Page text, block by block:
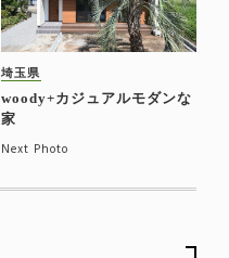
埼玉県
woody+カジュアルモダンな
家
Next Photo